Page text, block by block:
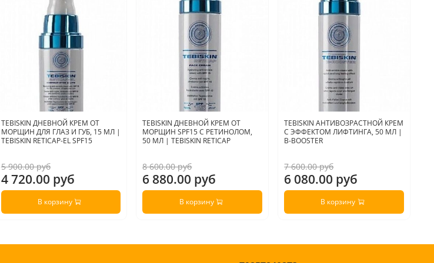
TEBISKIN ДНЕВНОЙ КРЕМ ОТ
МОРЩИН ДЛЯ ГЛАЗ И ГУБ, 15 МЛ |
TEBISKIN RETICAP-EL SPF15
5 900.00 руб
4 720.00 руб
В корзину
TEBISKIN ДНЕВНОЙ КРЕМ ОТ
МОРЩИН SPF15 С РЕТИНОЛОМ,
50 МЛ | TEBISKIN RETICAP
8 600.00 руб
6 880.00 руб
В корзину
TEBISKIN АНТИВОЗРАСТНОЙ КРЕМ
С ЭФФЕКТОМ ЛИФТИНГА, 50 МЛ |
B-BOOSTER
7 600.00 руб
6 080.00 руб
В корзину